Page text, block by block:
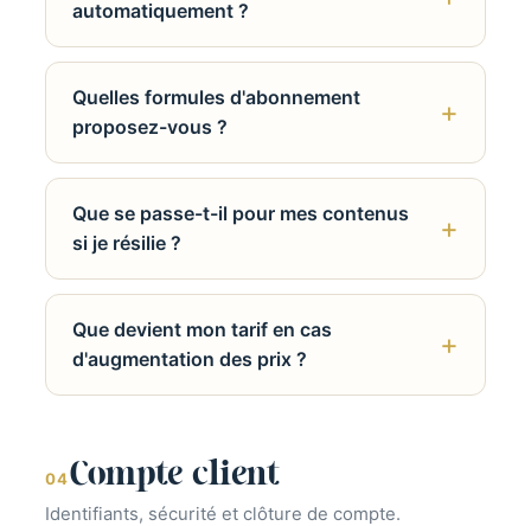
automatiquement ?
Quelles formules d'abonnement
proposez-vous ?
Que se passe-t-il pour mes contenus
si je résilie ?
Que devient mon tarif en cas
d'augmentation des prix ?
04Compte client
Identifiants, sécurité et clôture de compte.